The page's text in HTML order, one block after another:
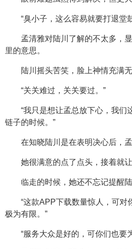
“臭小子，这么容易就要打退堂
孟清雅对陆川了解的不太多，
里的意思。
陆川摇头苦笑，脸上神情充满无
“关关难过，关关要过。”
“我只是想让孟总放下心，我们
链子的时候。”
在知晓陆川是在表明决心后，
她很满意的点了点头，接着就
临走的时候，她还不忘记提醒陆
“这款APP下载数量惊人，可对
极为有限。”
“服务大众是好的，可你们也要